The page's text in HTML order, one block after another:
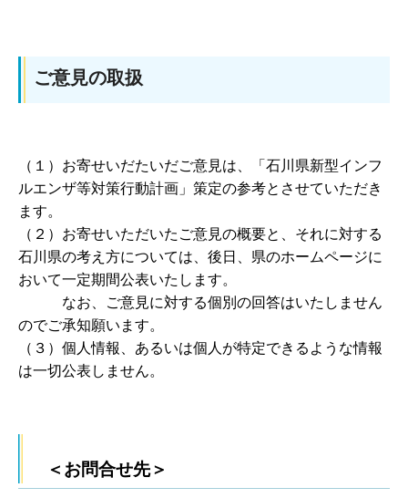
ご意見の取扱
（１）お寄せいだたいだご意見は、「石川県新型インフ
ルエンザ等対策行動計画」策定の参考とさせていただき
ます。
（２）お寄せいただいたご意見の概要と、それに対する
石川県の考え方については、後日、県のホームページに
おいて一定期間公表いたします。
なお、ご意見に対する個別の回答はいたしません
のでご承知願います。
（３）個人情報、あるいは個人が特定できるような情報
は一切公表しません。
＜お問合せ先＞